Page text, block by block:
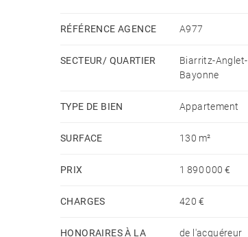
RÉFÉRENCE AGENCE A977
SECTEUR/ QUARTIER
Biarritz-Anglet-
Bayonne
TYPE DE BIEN Appartement
SURFACE 130 m²
PRIX 1 890 000 €
CHARGES 420 €
HONORAIRES À LA
de l'acquéreur